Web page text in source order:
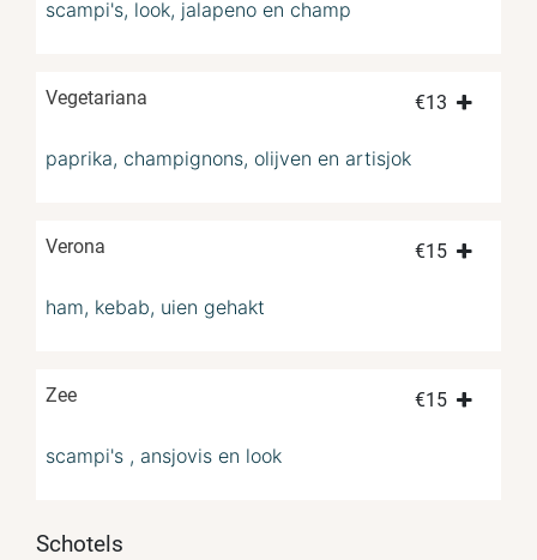
scampi's, look, jalapeno en champ
Vegetariana €13
paprika, champignons, olijven en artisjok
Verona €15
ham, kebab, uien gehakt
Zee €15
scampi's , ansjovis en look
Schotels